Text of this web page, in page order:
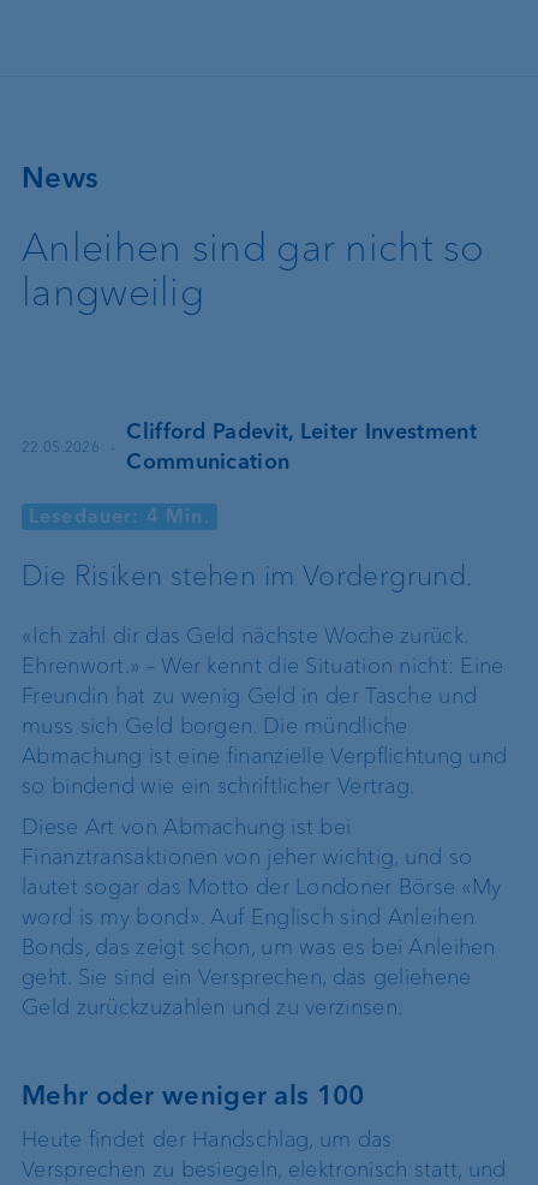
News
Anleihen sind gar nicht so
langweilig
22.05.2026 ·
Clifford Padevit, Leiter Investment
Communication
Lesedauer: 4 Min.
Die Risiken stehen im Vordergrund.
«Ich zahl dir das Geld nächste Woche zurück.
Ehrenwort.» – Wer kennt die Situation nicht: Eine
Freundin hat zu wenig Geld in der Tasche und
muss sich Geld borgen. Die mündliche
Abmachung ist eine finanzielle Verpflichtung und
so bindend wie ein schriftlicher Vertrag.
Diese Art von Abmachung ist bei
Finanztransaktionen von jeher wichtig, und so
lautet sogar das Motto der Londoner Börse «My
word is my bond». Auf Englisch sind Anleihen
Bonds, das zeigt schon, um was es bei Anleihen
geht. Sie sind ein Versprechen, das geliehene
Geld zurückzuzahlen und zu verzinsen.
Mehr oder weniger als 100
Heute findet der Handschlag, um das
Versprechen zu besiegeln, elektronisch statt, und